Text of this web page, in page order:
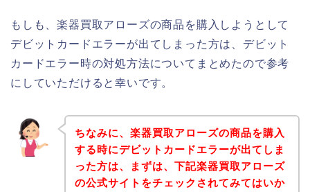
もしも、楽器買取アローズの商品を購入しようとして
デビットカードエラーが出てしまった方は、デビット
カードエラー時の対処方法についてまとめたので参考
にしていただけると幸いです。
ちなみに、楽器買取アローズの商品を購入
する時にデビットカードエラーが出てしま
った方は、まずは、下記楽器買取アローズ
の公式サイトをチェックされてみてはいか